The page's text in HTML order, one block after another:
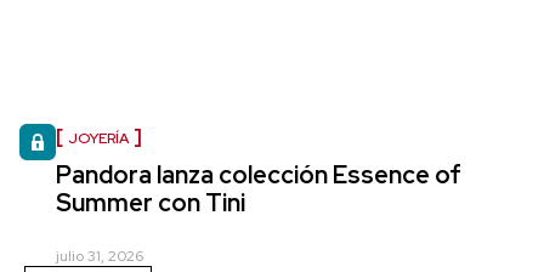
JOYERÍA
Pandora lanza colección Essence of
Summer con Tini
julio 31, 2026